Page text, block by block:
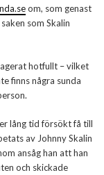
om, som genast
som Skalin
hotfullt – vilket
finns några sunda
lång tid försökt få till
av Johnny Skalin
ansåg han att han
och skickade